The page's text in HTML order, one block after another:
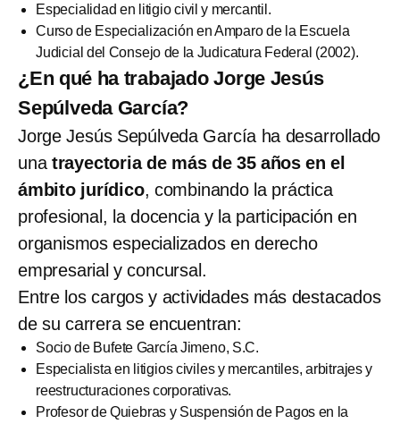
Especialidad en litigio civil y mercantil.
Curso de Especialización en Amparo de la Escuela
Judicial del Consejo de la Judicatura Federal (2002).
¿En qué ha trabajado Jorge Jesús
Sepúlveda García?
Jorge Jesús Sepúlveda García ha desarrollado
una trayectoria de más de 35 años en el
ámbito jurídico, combinando la práctica
profesional, la docencia y la participación en
organismos especializados en derecho
empresarial y concursal.
Entre los cargos y actividades más destacados
de su carrera se encuentran:
Socio de Bufete García Jimeno, S.C.
Especialista en litigios civiles y mercantiles, arbitrajes y
reestructuraciones corporativas.
Profesor de Quiebras y Suspensión de Pagos en la